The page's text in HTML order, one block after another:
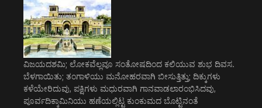
ವಿಜಯದಶಮಿ; ಲೋಕವೆಲ್ಲವೂ ಸಂತೋಷದಿಂದ ಕಲಿಯುವ ಶುಭ ದಿವಸ.
ಬೆಳಗಾಯಿತು; ತಂಗಾಳಿಯು ಮನೋಹರವಾಗಿ ಬೀಸುತ್ತಿತ್ತು; ದಿಕ್ಕುಗಳು
ಕಳೆಯೇರಿದುವು, ಪಕ್ಷಿಗಳು ಮಧುರವಾಗಿ ಗಾನವಾಡಲಾರಂಭಿಸಿದವು,
ಪೂರ್ವದಿಕ್ಕಾಮಿನಿಯು ಹಣೆಯಲ್ಲಿಟ್ಟ ಕುಂಕುಮದ ಬೊಟ್ಟಿನಂತೆ